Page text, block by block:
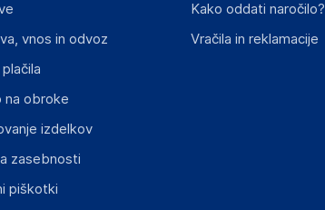
izdelka in lahko vključujejo ključne varnostne
vnos in odvoz
na obroke
izdelkov
zasebnosti
piškotki
Kako oddati naročilo?
Vračila in reklamacije